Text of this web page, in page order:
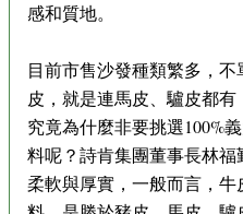
感和質地。
目前市售沙發種類繁多，
皮，就是連馬皮、驢皮都有
究竟為什麼非要挑選100%
料呢？詩肯集團董事長林
柔軟與厚實，一般而言，